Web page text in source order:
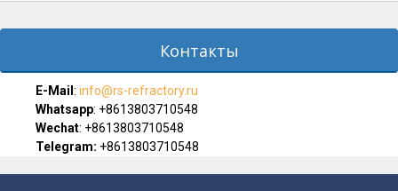
Контакты
E-Мail : info@rs-refractory.ru
Whatsapp: +8613803710548
Wechat: +8613803710548
Telegram: +8613803710548